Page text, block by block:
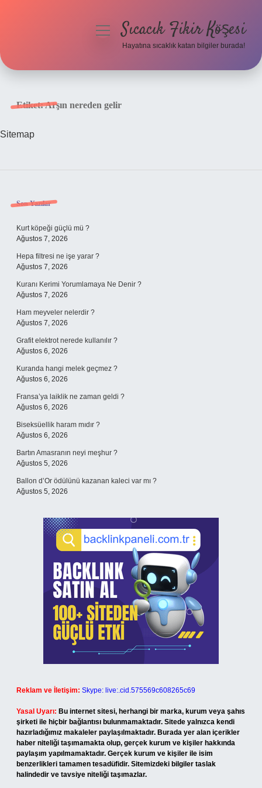
menüyüSıcacık Fikir Köşesi
Hayatına sıcaklık katan bilgiler burada!
Etiket:Arşın nereden gelir
Sitemap
Sidebar
Son Yazılar
Kurt köpeği güçlü mü ?
Ağustos 7, 2026
Hepa filtresi ne işe yarar ?
Ağustos 7, 2026
Kuranı Kerimi Yorumlamaya Ne Denir ?
Ağustos 7, 2026
Ham meyveler nelerdir ?
Ağustos 7, 2026
Grafit elektrot nerede kullanılır ?
Ağustos 6, 2026
Kuranda hangi melek geçmez ?
Ağustos 6, 2026
Fransa’ya laiklik ne zaman geldi ?
Ağustos 6, 2026
Biseksüellik haram mıdır ?
Ağustos 6, 2026
Bartın Amasranın neyi meşhur ?
Ağustos 5, 2026
Ballon d’Or ödülünü kazanan kaleci var mı ?
Ağustos 5, 2026
Reklam ve İletişim: Skype: live:.cid.575569c608265c69
Yasal Uyarı: Bu internet sitesi, herhangi bir marka, kurum veya şahıs
şirketi ile hiçbir bağlantısı bulunmamaktadır. Sitede yalnızca kendi
hazırladığımız makaleler paylaşılmaktadır. Burada yer alan içerikler
haber niteliği taşımamakta olup, gerçek kurum ve kişiler hakkında
paylaşım yapılmamaktadır. Gerçek kurum ve kişiler ile isim
benzerlikleri tamamen tesadüfidir. Sitemizdeki bilgiler taslak
halindedir ve tavsiye niteliği taşımazlar.